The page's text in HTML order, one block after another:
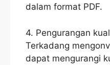
dalam format PDF.
4. Pengurangan
Terkadang
dapat mengurangi